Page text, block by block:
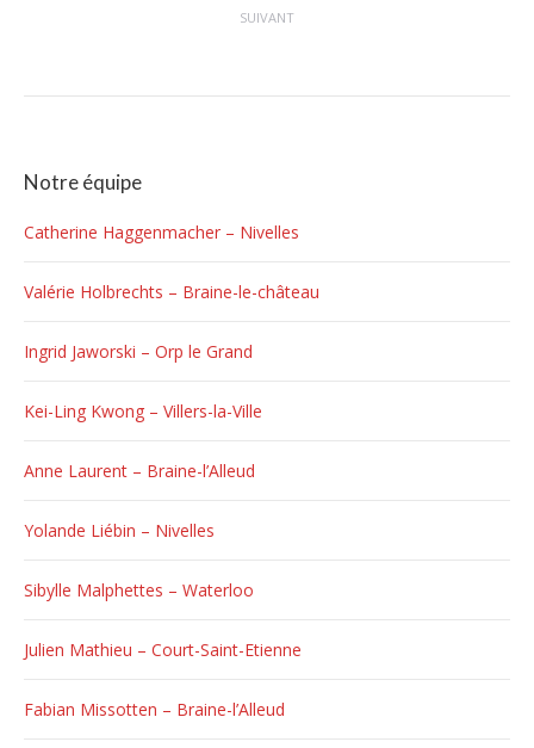
SUIVANT
:
Notre équipe
Catherine Haggenmacher – Nivelles
Valérie Holbrechts – Braine-le-château
Ingrid Jaworski – Orp le Grand
Kei-Ling Kwong – Villers-la-Ville
Anne Laurent – Braine-l’Alleud
Yolande Liébin – Nivelles
Sibylle Malphettes – Waterloo
Julien Mathieu – Court-Saint-Etienne
Fabian Missotten – Braine-l’Alleud